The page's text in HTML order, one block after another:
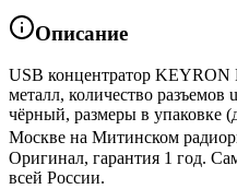
Описание
USB концентратор KEYRON
металл, количество
чёрный, размеры в упаковке
Москве на Митинском
Оригинал, гарантия 1 год.
всей России.